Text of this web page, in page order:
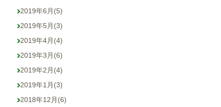
2019年6月 (5)
2019年5月 (3)
2019年4月 (4)
2019年3月 (6)
2019年2月 (4)
2019年1月 (3)
2018年12月 (6)